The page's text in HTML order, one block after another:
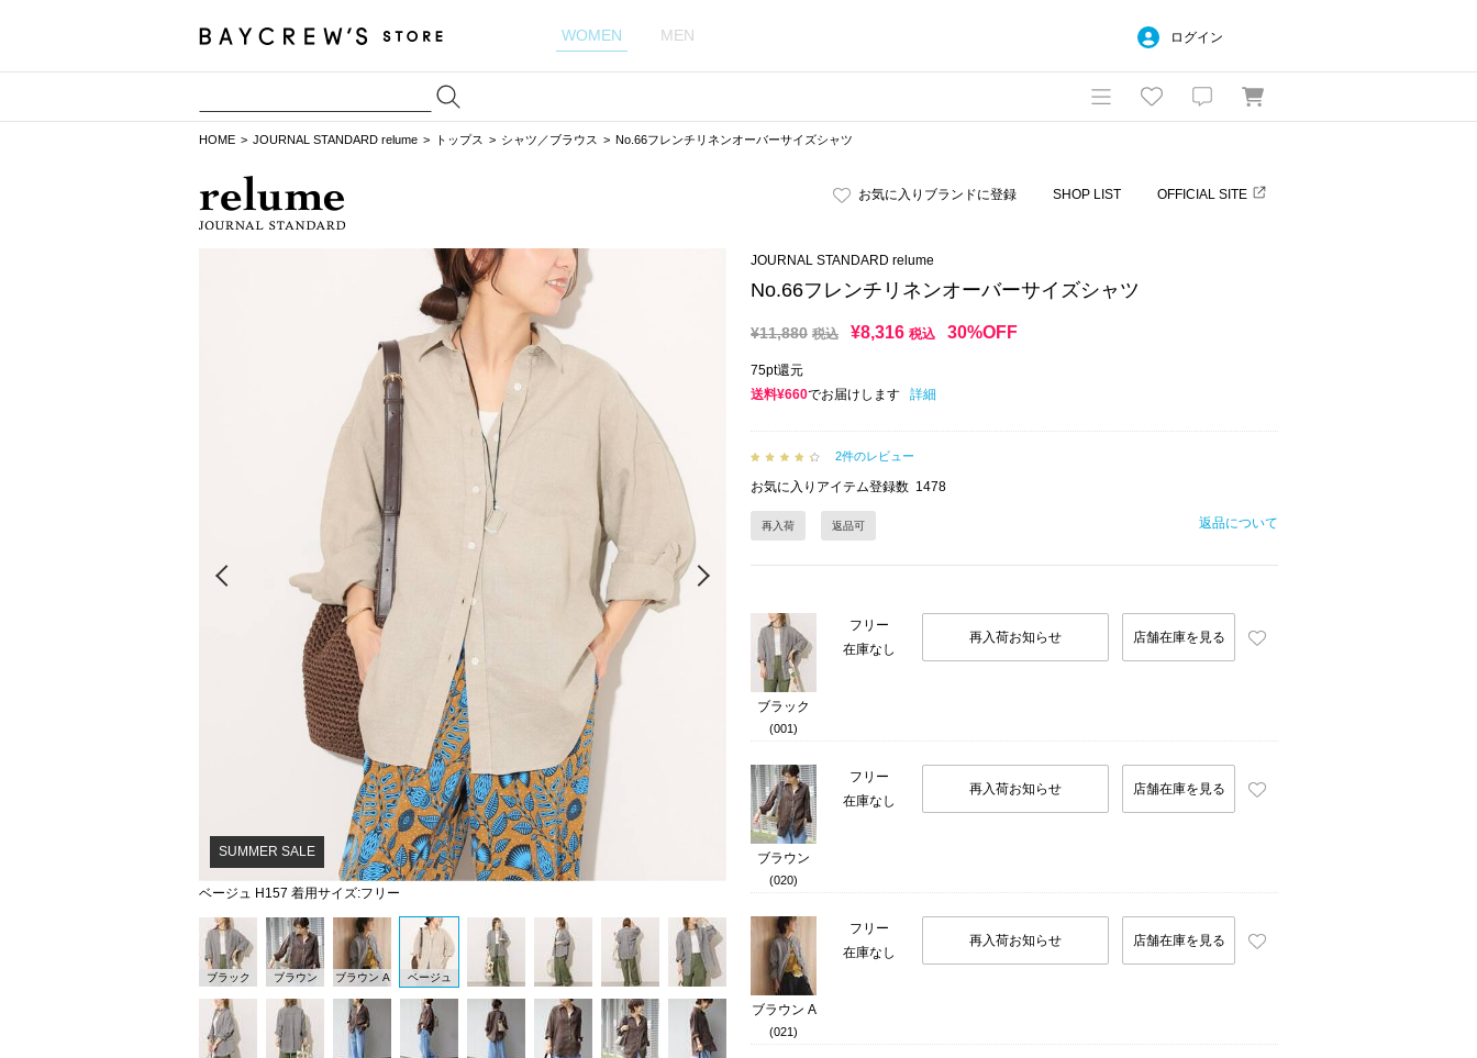
WOMEN MEN ログイン
HOME JOURNAL STANDARD relume トップス シャツ／ブラウス No.66フレンチリネンオーバーサイズシャツ
お気に入りブランドに登録 SHOP LIST OFFICIAL SITE
ベージュ H157 着用サイズ:フリー
Next
SUMMER SALE
ブラック ブラウン ブラウン A ベージュ
JOURNAL STANDARD relume
No.66フレンチリネンオーバーサイズシャツ
¥11,880 税込 ¥8,316 税込 30%OFF
75pt還元
送料¥660でお届けします 詳細
2件のレビュー
お気に入りアイテム登録数 1478
再入荷 返品可 返品について
ブラック
(001)
フリー
在庫なし
再入荷お知らせ 店舗在庫を見る
ブラウン
(020)
フリー
在庫なし
再入荷お知らせ 店舗在庫を見る
ブラウン A
(021)
フリー
在庫なし
再入荷お知らせ 店舗在庫を見る